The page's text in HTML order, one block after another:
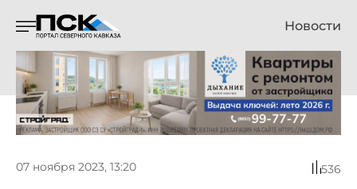
Новости
07 ноября 2023, 13:20 536